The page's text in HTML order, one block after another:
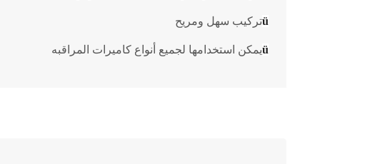
üتركيب سهل ومريح
üيمكن استخدامها لجميع أنواع كاميرات المراقبه